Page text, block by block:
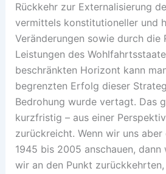
Rückkehr zur Externalisierung
vermittels konstitutioneller und
Veränderungen sowie durch die
Leistungen des
beschränkten Horizont kann
begrenzten Erfolg dieser
Bedrohung wurde vertagt. Das
kurzfristig – aus einer
zurückreicht. Wenn wir uns
1945 bis 2005 anschauen,
wir an den Punkt